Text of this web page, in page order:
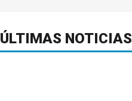
ÚLTIMAS NOTICIAS